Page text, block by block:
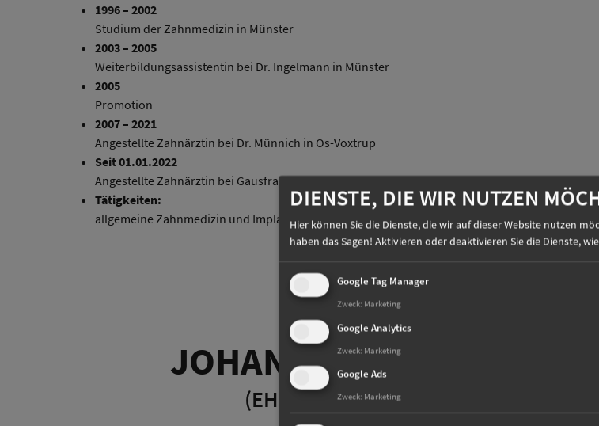
1996 – 2002
Studium der Zahnmedizin in Münster
2003 – 2005
Weiterbildungsassistentin bei Dr. Ingelmann in Münster
2005
Promotion
2007 – 2021
Angestellte Zahnärztin bei Dr. Münnich in Os-Voxtrup
Seit 01.01.2022
Angestellte Zahnärztin bei Gausfrau.dental
Tätigkeiten:
allgemeine Zahnmedizin und Implantationen
JOHANNA PÖTTER
(EHEM. BÖRGEL)
DIENSTE, DIE WIR NUTZEN
Hier können Sie die Dienste, die wir auf dieser Website nutzen
haben das Sagen! Aktivieren oder deaktivieren Sie die Dienste,
Google Tag Manager
Zweck: Marketing
Google Analytics
Zweck: Marketing
Google Ads
Zweck: Marketing